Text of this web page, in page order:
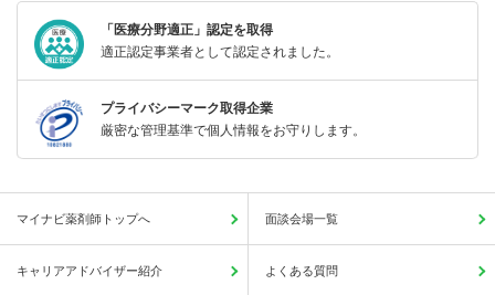
「医療分野適正」認定を取得
適正認定事業者として認定されました。
プライバシーマーク取得企業
厳密な管理基準で個人情報をお守りします。
マイナビ薬剤師トップへ 面談会場一覧
キャリアアドバイザー紹介 よくある質問